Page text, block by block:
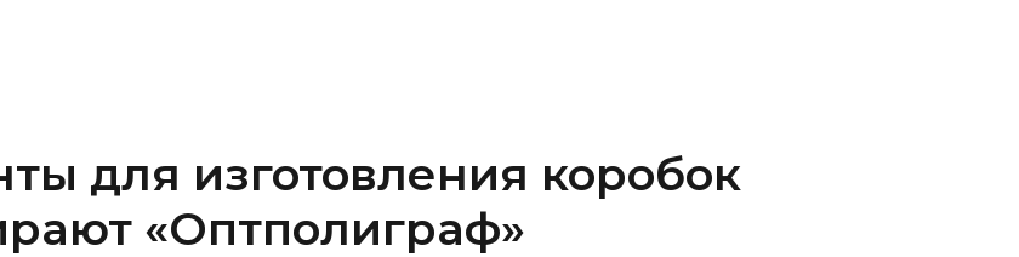
для изготовления коробок
«Оптполиграф»